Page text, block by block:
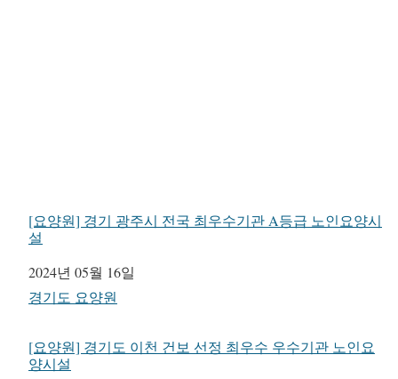
[요양원] 경기 광주시 전국 최우수기관 A등급 노인요양시
설
일자
2024년 05월 16일
관련 항목
경기도 요양원
[요양원] 경기도 이천 건보 선정 최우수 우수기관 노인요
양시설